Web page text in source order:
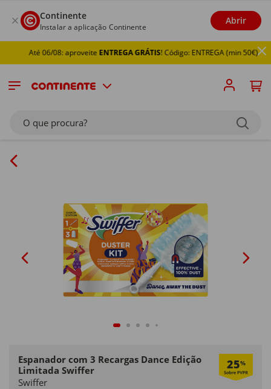
Continente
Instalar a aplicação Continente
Abrir
Até 06/08: aproveiteENTREGA GRÁTIS! Código: ENTREGA (min 50€)
O que procura?
Espanador com 3 Recargas Dance Edição
Limitada Swiffer
25%
Swiffer